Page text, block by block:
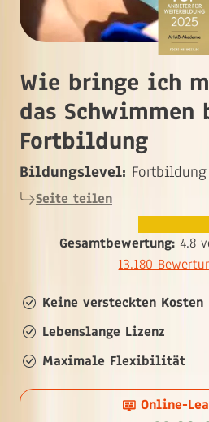
Wie bringe ich
das Schwimmen
Fortbildung
Bildungslevel: Fortbildung
Seite teilen
Gesamtbewertung: 4.8
13.180
Keine versteckten Kosten
Lebenslange Lizenz
Maximale Flexibilität
Online-